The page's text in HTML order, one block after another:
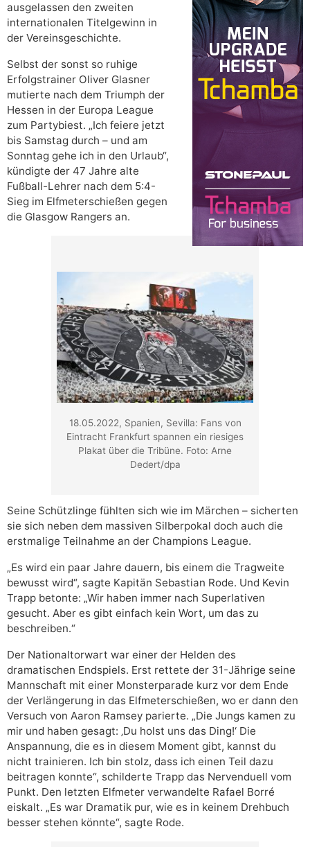
ausgelassen den zweiten
internationalen Titelgewinn in
der Vereinsgeschichte.
Selbst der sonst so ruhige
Erfolgstrainer Oliver Glasner
mutierte nach dem Triumph der
Hessen in der Europa League
zum Partybiest. „Ich feiere jetzt
bis Samstag durch – und am
Sonntag gehe ich in den Urlaub“,
kündigte der 47 Jahre alte
Fußball-Lehrer nach dem 5:4-
Sieg im Elfmeterschießen gegen
die Glasgow Rangers an.
18.05.2022, Spanien, Sevilla: Fans von
Eintracht Frankfurt spannen ein riesiges
Plakat über die Tribüne. Foto: Arne
Dedert/dpa
Seine Schützlinge fühlten sich wie im Märchen – sicherten
sie sich neben dem massiven Silberpokal doch auch die
erstmalige Teilnahme an der Champions League.
„Es wird ein paar Jahre dauern, bis einem die Tragweite
bewusst wird“, sagte Kapitän Sebastian Rode. Und Kevin
Trapp betonte: „Wir haben immer nach Superlativen
gesucht. Aber es gibt einfach kein Wort, um das zu
beschreiben.“
Der Nationaltorwart war einer der Helden des
dramatischen Endspiels. Erst rettete der 31-Jährige seine
Mannschaft mit einer Monsterparade kurz vor dem Ende
der Verlängerung in das Elfmeterschießen, wo er dann den
Versuch von Aaron Ramsey parierte. „Die Jungs kamen zu
mir und haben gesagt: ‚Du holst uns das Ding!‘ Die
Anspannung, die es in diesem Moment gibt, kannst du
nicht trainieren. Ich bin stolz, dass ich einen Teil dazu
beitragen konnte“, schilderte Trapp das Nervenduell vom
Punkt. Den letzten Elfmeter verwandelte Rafael Borré
eiskalt. „Es war Dramatik pur, wie es in keinem Drehbuch
besser stehen könnte“, sagte Rode.